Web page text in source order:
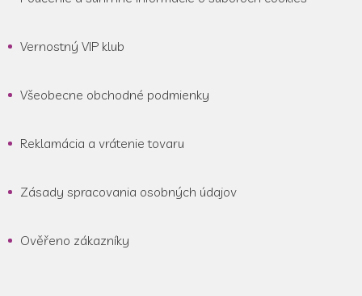
Vernostný VIP klub
Všeobecne obchodné podmienky
Reklamácia a vrátenie tovaru
Zásady spracovania osobných údajov
Ověřeno zákazníky